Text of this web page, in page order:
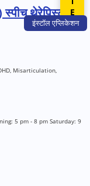
इंस्टॉलएप्लिकेशन
थेरेपिस्ट
Misarticulation,
5 pm - 8 pm Saturday: 9